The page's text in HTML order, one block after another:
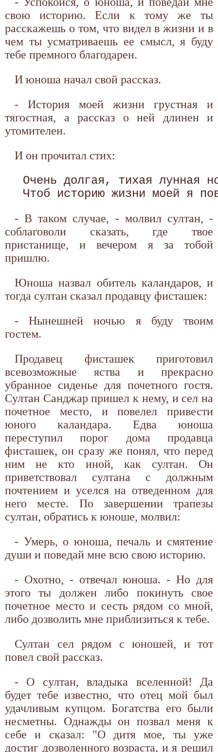
свою историю. Если к тому же ты
расскажешь о том, что видел в жизни и в
чем ты усматриваешь ее смысл, я буду
тебе премного благодарен.
И юноша начал свой рассказ.
- История моей жизни грустная и
тягостная, а рассказ о ней длинен и
утомителен.
И он прочитал стих:
Очень долгая, тихая лунная
- В таком случае, - молвил султан, -
соблаговоли сказать, где твое
пристанище, и вечером я за тобой
пришлю.
Юноша назвал обитель каландаров, и
тогда султан сказал продавцу фисташек:
- Нынешней ночью я буду твоим
гостем.
Продавец фисташек приготовил
всевозможные яства и прекрасно
убранное сиденье для почетного гостя.
Султан Санджар пришел к нему, и сел на
почетное место, и повелел привести
юного каландара. Едва юноша
переступил порог дома продавца
фисташек, он сразу же понял, что перед
ним не кто иной, как султан. Он
приветствовал султана с должным
почтением и уселся на отведенном для
него месте. По завершении трапезы
султан, обратись к юноше, молвил:
- Умерь, о юноша, печаль и смятение
души и поведай мне всю свою историю.
- Охотно, - отвечал юноша. - Но для
этого ты должен либо покинуть свое
почетное место и сесть рядом со мной,
либо дозволить мне приблизиться к тебе.
Султан сел рядом с юношей, и тот
повел свой рассказ.
- О султан, владыка вселенной! Да
будет тебе известно, что отец мой был
удачливым купцом. Богатства его были
несметны. Однажды он позвал меня к
себе и сказал: "О дитя мое, ты уже
достиг дозволенного возраста, и я решил